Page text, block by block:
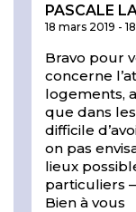
PASCALE
18 mars 2019 -
Bravo pour
concerne
logements,
que dans
difficile
on pas
lieux
particuliers
Bien à vous